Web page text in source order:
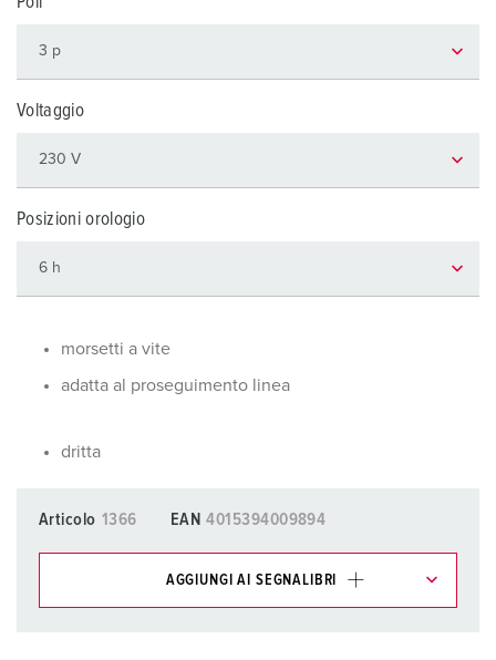
Voltaggio
Posizioni orologio
morsetti a vite
adatta al proseguimento linea
dritta
Articolo 1366 EAN 4015394009894
AGGIUNGI AI SEGNALIBRI